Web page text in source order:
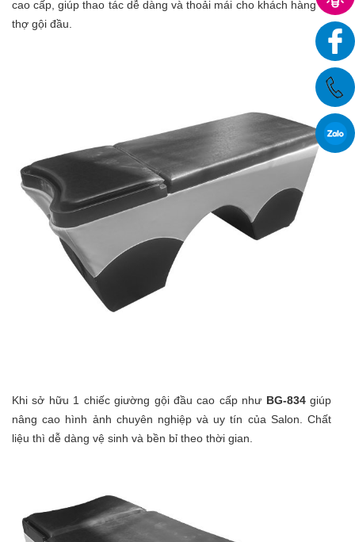
cao cấp, giúp thao tác dễ dàng và thoải mái cho khách hàng và
thợ gội đầu.
Khi sở hữu 1 chiếc giường gội đầu cao cấp như BG-834giúp
nâng cao hình ảnh chuyên nghiệp và uy tín của Salon. Chất
liệu thì dễ dàng vệ sinh và bền bỉ theo thời gian.